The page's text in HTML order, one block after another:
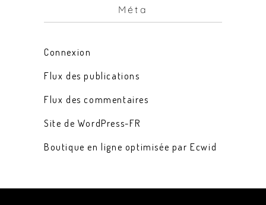
Méta
Connexion
Flux des publications
Flux des commentaires
Site de WordPress-FR
Boutique en ligne optimisée par Ecwid